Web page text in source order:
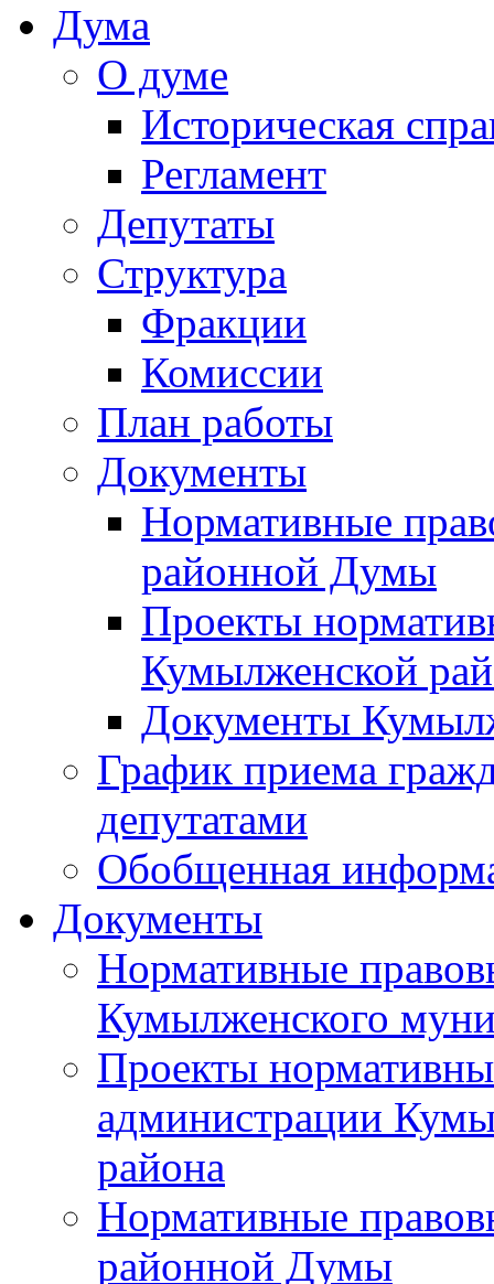
Дума
О думе
Историческая
Регламент
Депутаты
Структура
Фракции
Комиссии
План работы
Документы
Нормативные
районной Думы
Проекты
Кумылженской
Документы
График приема
депутатами
Обобщенная
Документы
Нормативные
Кумылженского
Проекты
администрации
района
Нормативные
районной Думы